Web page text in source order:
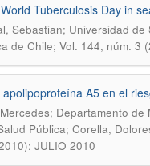
Tuberculosis Day in
Sebastian; Universidad
de Chile; Vol. 144, núm. 3
A5 en el
Departamento
Pública; Corella,
JULIO 2010